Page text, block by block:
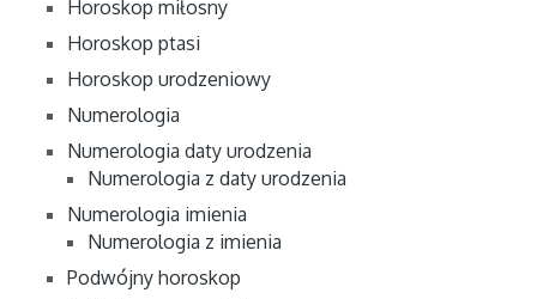
Horoskop miłosny
Horoskop ptasi
Horoskop urodzeniowy
Numerologia
Numerologia daty urodzenia
Numerologia z daty urodzenia
Numerologia imienia
Numerologia z imienia
Podwójny horoskop